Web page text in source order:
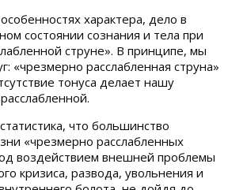
характера, дело в
состоянии сознания и тела при
струне». В принципе, мы
«чрезмерно расслабленная струна»
тонуса делает нашу
что большинство
«чрезмерно расслабленных
воздействием внешней проблемы
кризиса, развода, увольнения и